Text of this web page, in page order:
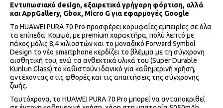
Εντυπωσιακό design, εξαιρετικά γρήγορη φόρτιση, αλλά
και AppGallery, Gbox, Micro G για εφαρμογές Google
Tο HUAWEI PURA 70 Pro προσφέρει κορυφαίες εμπειρίες σε όλα
τα επίπεδα. Κομψό, με premium χαρακτήρα, πολύ λεπτό με
πάχος μόλις 8,4 χιλιοστών και το μοναδικό Forward Symbol
Design το νέο smartphone κερδίζει το βλέμμα με τη σύγχρονη
αισθητική του, ενώ τα ανθεκτικά υλικά του (Super Durable
Kunlun Glass) το καθιστούν ιδανικό για καθημερινή χρήση,
αντέχοντας στις φθορές και τις απαιτήσεις της σύγχρονης
ζωής.
Ταυτόχρονα, το HUAWEI PURA 70 Pro μπορεί να ανταποκριθεί